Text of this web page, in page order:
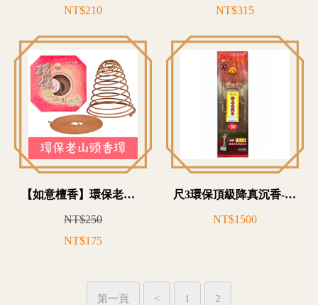
NT$210
NT$315
【如意檀香】環保老山頭香環 環香 24小時 環香 敬神 敬祖 香火綿延 買10送1
NT$250
NT$175
尺3環保頂級降真沉香-W14T3128
NT$1500
第一頁 < 1 2